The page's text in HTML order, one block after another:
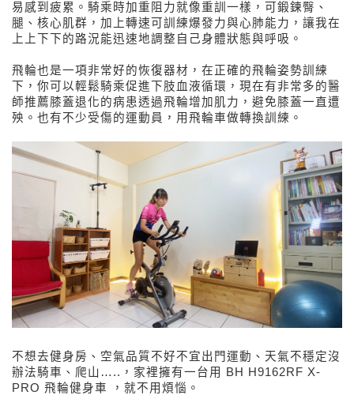
易感到疲累。 騎乘時加重阻力就像重訓一樣，可鍛鍊臀、
腿、核心肌群，加上轉速可訓練爆發力與心肺能力， 讓我在
上上下下的路況能迅速地調整自己身體狀態與呼吸。
飛輪也是一項非常好的恢復器材， 在正確的飛輪姿勢訓練
下， 你可以輕鬆騎乘促進下肢血液循環，現在有非常多的醫
師推薦膝蓋退化的病患透過飛輪增加肌力，避免膝蓋一直遭
殃。也有不少受傷的運動員，用飛輪車做轉換訓練。
不想去健身房、空氣品質不好不宜出門運動、天氣不穩定沒
辦法騎車、爬山…..，家裡擁有一台用 BH H9162RF X-
PRO 飛輪健身車 ，就不用煩惱。